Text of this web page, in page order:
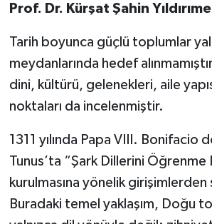
Prof. Dr. Kürşat Şahin
Tarih boyunca güçlü toplumlar
meydanlarında hedef
dini, kültürü, gelenekleri, aile
noktaları da incelenmiştir.
1311 yılında Papa VIII. Bonifacio
Tunus’ta “Şark Dillerini Öğrenme
kurulmasına yönelik girişimlerden
Buradaki temel yaklaşım, Doğu